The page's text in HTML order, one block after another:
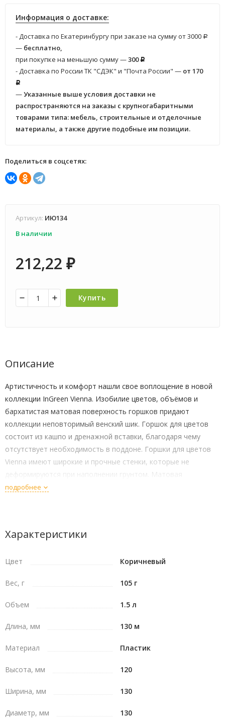
Информация о доставке:
- Доставка по Екатеринбургу при заказе на сумму от 3000 Р
— бесплатно,
при покупке на меньшую сумму —300 Р
- Доставка по России ТК "СДЭК" и "Почта России" — от 170
Р
—Указанные выше условия доставки не
распространяются на заказы с крупногабаритными
товарами типа: мебель, строительные и отделочные
материалы, а также другие подобные им позиции.
Поделиться в соцсетях:
Артикул: ИЮ134
В наличии
212,22 ₽
Купить
Описание
Артистичность и комфорт нашли свое воплощение в новой
коллекции InGreen Vienna. Изобилие цветов, объёмов и
бархатистая матовая поверхность горшков придают
коллекции неповторимый венский шик. Горшок для цветов
состоит из кашпо и дренажной вставки, благодаря чему
отсутствует необходимость в поддоне. Горшки для цветов
Vienna имеют широкие и прочные стенки, которые не
деформируются при наполнении грунтом. Матовая
поверхность сохраняет привлекательный внешний вид на
Горшки коллекции InGreen Vienna - это функциональность и
подробнее
Характеристики
Цвет Коричневый
Вес, г 105 г
Объем 1.5 л
Длина, мм 130 м
Материал Пластик
Высота, мм 120
Ширина, мм 130
Диаметр, мм 130